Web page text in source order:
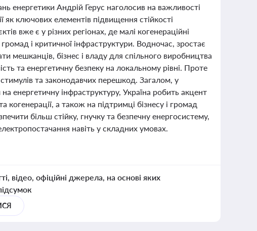
енергетики Андрій Герус наголосив на важливості
як ключових елементів підвищення стійкості
вже є у різних регіонах, де малі когенераційні
і критичної інфраструктури. Водночас, зростає
мешканців, бізнес і владу для спільного виробництва
та енергетичну безпеку на локальному рівні. Проте
стимулів та законодавчих перешкод. Загалом, у
енергетичну інфраструктуру, Україна робить акцент
когенерації, а також на підтримці бізнесу і громад
більш стійку, гнучку та безпечну енергосистему,
навіть у складних умовах.
відео, офіційні джерела, на основі яких